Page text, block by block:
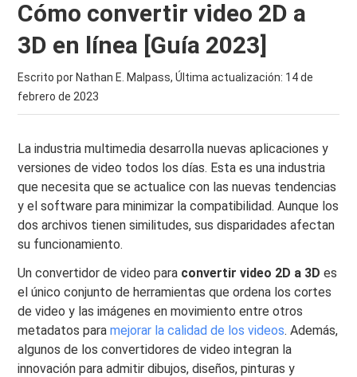
Cómo convertir video 2D a
3D en línea [Guía 2023]
Escrito por Nathan E. Malpass, Última actualización: 14 de
febrero de 2023
La industria multimedia desarrolla nuevas aplicaciones y
versiones de video todos los días. Esta es una industria
que necesita que se actualice con las nuevas tendencias
y el software para minimizar la compatibilidad. Aunque los
dos archivos tienen similitudes, sus disparidades afectan
su funcionamiento.
Un convertidor de video para convertir video 2D a 3D es
el único conjunto de herramientas que ordena los cortes
de video y las imágenes en movimiento entre otros
metadatos paramejorar la calidad de los videos. Además,
algunos de los convertidores de video integran la
innovación para admitir dibujos, diseños, pinturas y